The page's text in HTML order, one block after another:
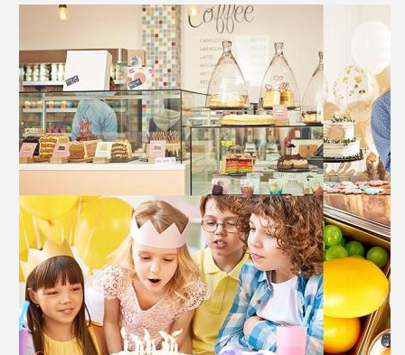
Zostaw wiadomość
Oddzwonimy wkrótce!